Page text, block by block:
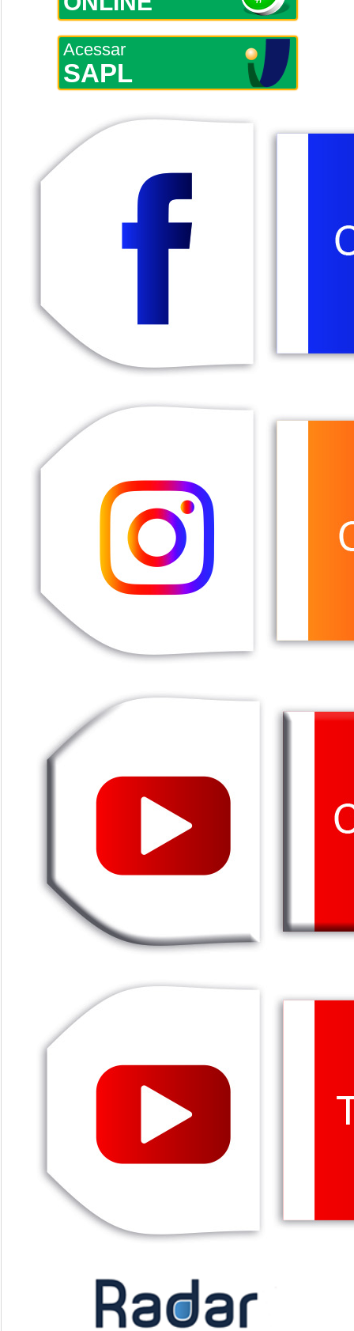
Acessar
SAPL